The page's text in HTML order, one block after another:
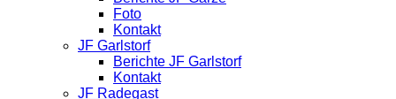
Foto
Kontakt
JF Garlstorf
Berichte JF Garlstorf
Kontakt
JF Radegast